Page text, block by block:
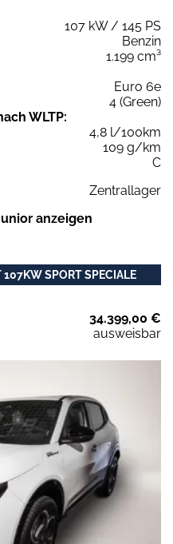
107 kW / 145 PS
Benzin
1.199 cm³
Euro 6e
4 (Green)
WLTP:
4,8 l/100km
109 g/km
C
Zentrallager
anzeigen
SPORT SPECIALE
34.399,00 €
ausweisbar